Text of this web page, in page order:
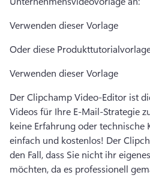
Verwenden dieser Vorlage
Oder diese
Verwenden dieser Vorlage
Der Clipchamp Video-Editor ist
Videos für Ihre E-Mail-Strategie
keine Erfahrung oder technische
einfach und kostenlos! Der
den Fall, dass Sie nicht ihr
möchten, da es professionell